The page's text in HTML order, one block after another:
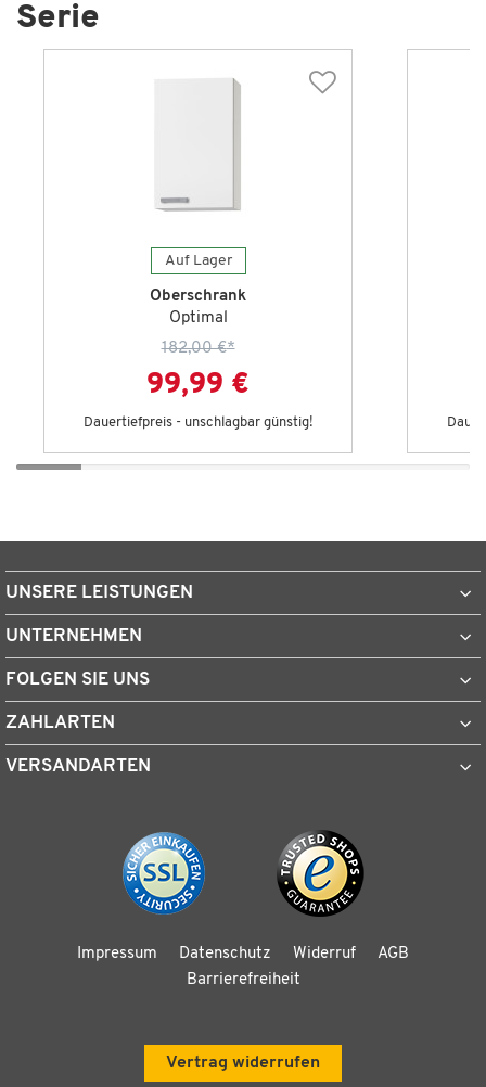
Serie
Auf Lager
Oberschrank
Optimal
182,00 €*
99,99 €
Dauertiefpreis - unschlagbar günstig!
UNSERE LEISTUNGEN
UNTERNEHMEN
FOLGEN SIE UNS
ZAHLARTEN
VERSANDARTEN
Impressum Datenschutz Widerruf
AGB
Barrierefreiheit
Vertrag widerrufen